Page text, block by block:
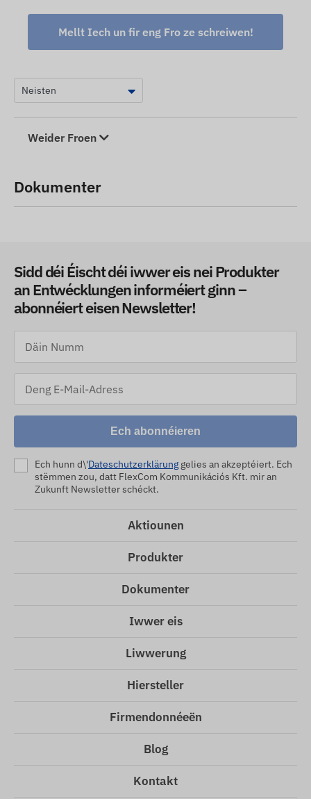
Mellt Iech un fir eng Fro ze schreiwen!
Weider Froen
Dokumenter
Sidd déi Éischt déi iwwer eis nei Produkter
an Entwécklungen informéiert ginn –
abonnéiert eisen Newsletter!
Ech abonnéieren
Ech hunn d\'Dateschutzerklärung gelies an akzeptéiert. Ech
stëmmen zou, datt FlexCom Kommunikációs Kft. mir an
Zukunft Newsletter schéckt.
Aktiounen
Produkter
Dokumenter
Iwwer eis
Liwwerung
Hiersteller
Firmendonnéeën
Blog
Kontakt